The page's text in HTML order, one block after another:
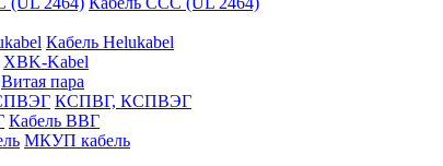
Кабель Helukabel
XBK-Kabel
Витая пара
КСПВГ, КСПВЭГ
Кабель ВВГ
МКУП кабель